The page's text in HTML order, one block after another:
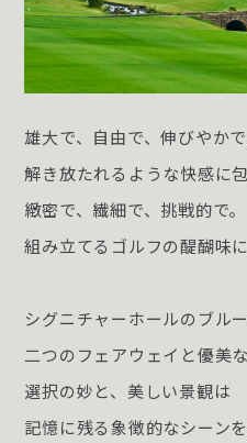
雄大で、自由で、伸びやかで
解き放たれるような快感に
緻密で、繊細で、挑戦的で。
組み立てるゴルフの醍醐味
シグニチャーホールのブル
二つのフェアウェイと優美な
選択の妙と、美しい景観は
記憶に残る象徴的なシーン